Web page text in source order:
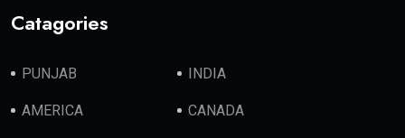
Catagories
PUNJAB INDIA
AMERICA CANADA